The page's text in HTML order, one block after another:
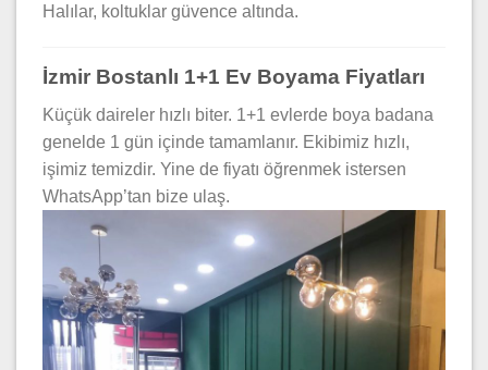
Halılar, koltuklar güvence altında.
İzmir Bostanlı 1+1 Ev Boyama Fiyatları
Küçük daireler hızlı biter. 1+1 evlerde boya badana
genelde 1 gün içinde tamamlanır. Ekibimiz hızlı,
işimiz temizdir. Yine de fiyatı öğrenmek istersen
WhatsApp’tan bize ulaş.